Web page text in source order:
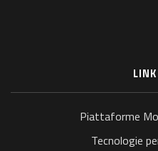
Piattaforme
Tecnologie